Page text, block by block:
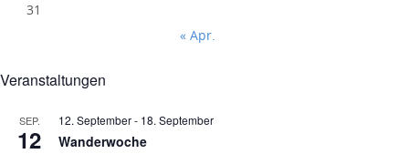
31
« Apr.
Veranstaltungen
SEP.
12
12. September- 18. September
Wanderwoche